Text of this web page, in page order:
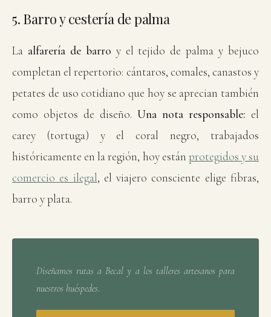
5. Barro y cestería de palma
La alfarería de barro y el tejido de palma y bejuco
completan el repertorio: cántaros, comales, canastos y
petates de uso cotidiano que hoy se aprecian también
como objetos de diseño. Una nota responsable: el
carey (tortuga) y el coral negro, trabajados
históricamente en la región, hoy están protegidos y su
comercio es ilegal, el viajero consciente elige fibras,
barro y plata.
Diseñamos rutas a Becal y a los talleres artesanos para
nuestros huéspedes.